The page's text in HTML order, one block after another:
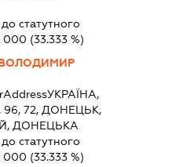
статутного
000 (33.333 %)
УКРАЇНА,
96, 72, ДОНЕЦЬК,
ДОНЕЦЬКА
статутного
000 (33.333 %)